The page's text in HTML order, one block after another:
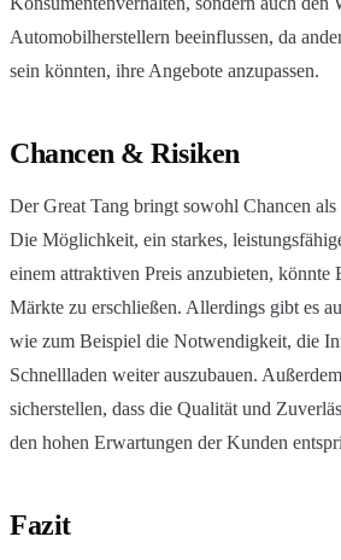
Automobilherstellern beeinflussen, da
sein könnten, ihre Angebote anzupassen.
Chancen & Risiken
Der Great Tang bringt sowohl Chancen
Die Möglichkeit, ein starkes,
einem attraktiven Preis anzubieten,
Märkte zu erschließen. Allerdings gibt es
wie zum Beispiel die Notwendigkeit, die
Schnellladen weiter auszubauen.
sicherstellen, dass die Qualität und
den hohen Erwartungen der Kunden
Fazit